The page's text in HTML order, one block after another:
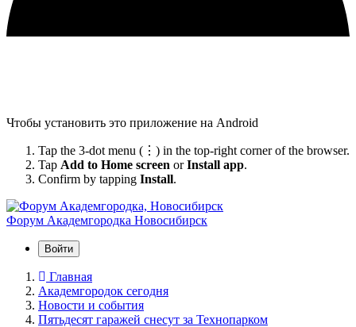
Чтобы установить это приложение на Android
Tap the 3-dot menu (⋮) in the top-right corner of the browser.
Tap Add to Home screen orInstall app.
Confirm by tapping Install.
Форум Академгородка Новосибирск
Войти
Главная
Академгородок сегодня
Новости и события
Пятьдесят гаражей снесут за Технопарком